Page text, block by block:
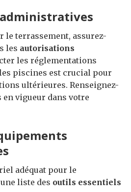
le terrassement, assurez-
les autorisations
les réglementations
piscines est crucial pour
ultérieures. Renseignez-
vigueur dans votre
adéquat pour le
liste des outils essentiels